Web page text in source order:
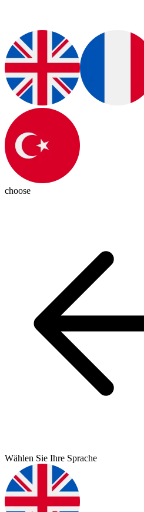
choose
Wählen Sie Ihre Sprache